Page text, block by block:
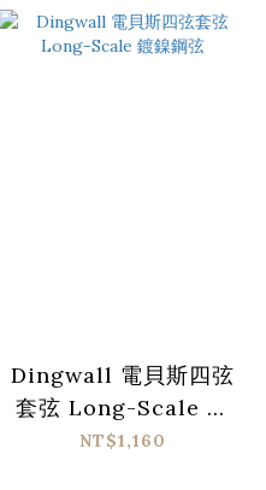
Dingwall 電貝斯四弦
套弦 Long-Scale 鍍
鎳鋼弦
NT$1,160